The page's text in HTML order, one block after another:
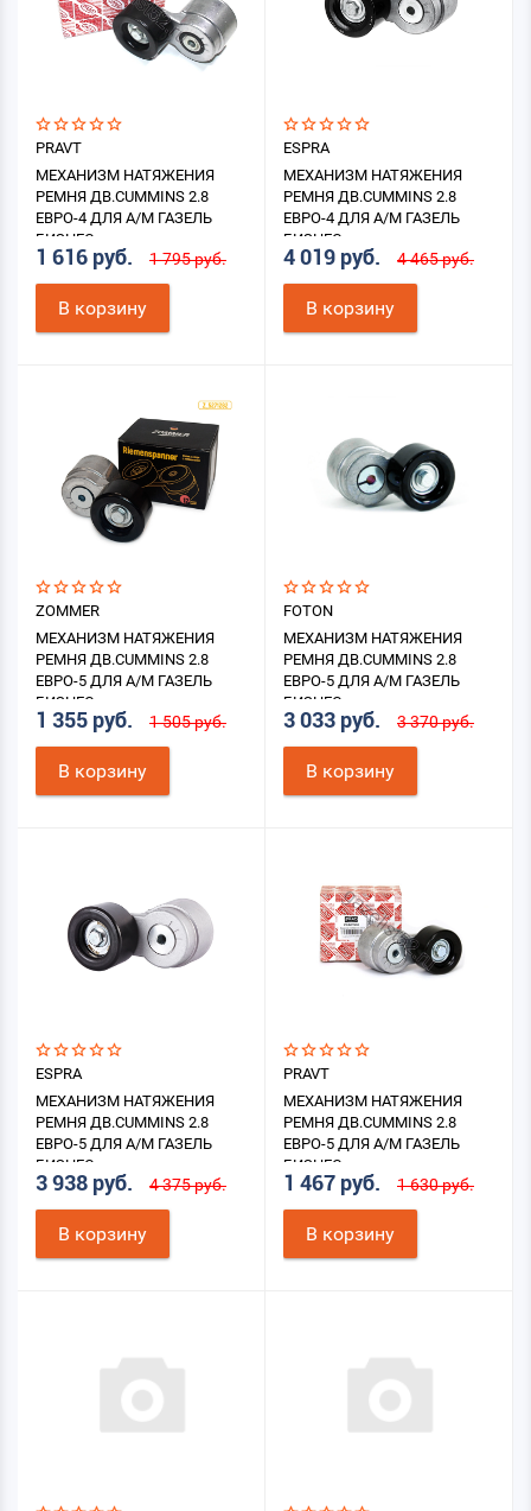
PRAVT
МЕХАНИЗМ НАТЯЖЕНИЯ
РЕМНЯ ДВ.CUMMINS 2.8
ЕВРО-4 ДЛЯ А/М ГАЗЕЛЬ
БИЗНЕС
1 616 руб. 1 795 руб.
В корзину
ESPRA
МЕХАНИЗМ НАТЯЖЕНИЯ
РЕМНЯ ДВ.CUMMINS 2.8
ЕВРО-4 ДЛЯ А/М ГАЗЕЛЬ
БИЗНЕС
4 019 руб. 4 465 руб.
В корзину
ZOMMER
МЕХАНИЗМ НАТЯЖЕНИЯ
РЕМНЯ ДВ.CUMMINS 2.8
ЕВРО-5 ДЛЯ А/М ГАЗЕЛЬ
БИЗНЕС
1 355 руб. 1 505 руб.
В корзину
FOTON
МЕХАНИЗМ НАТЯЖЕНИЯ
РЕМНЯ ДВ.CUMMINS 2.8
ЕВРО-5 ДЛЯ А/М ГАЗЕЛЬ
БИЗНЕС
3 033 руб. 3 370 руб.
В корзину
ESPRA
МЕХАНИЗМ НАТЯЖЕНИЯ
РЕМНЯ ДВ.CUMMINS 2.8
ЕВРО-5 ДЛЯ А/М ГАЗЕЛЬ
БИЗНЕС
3 938 руб. 4 375 руб.
В корзину
PRAVT
МЕХАНИЗМ НАТЯЖЕНИЯ
РЕМНЯ ДВ.CUMMINS 2.8
ЕВРО-5 ДЛЯ А/М ГАЗЕЛЬ
БИЗНЕС
1 467 руб. 1 630 руб.
В корзину